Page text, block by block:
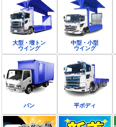
大型・増トン
ウイング
中型・小型
ウイング
バン 平ボディ